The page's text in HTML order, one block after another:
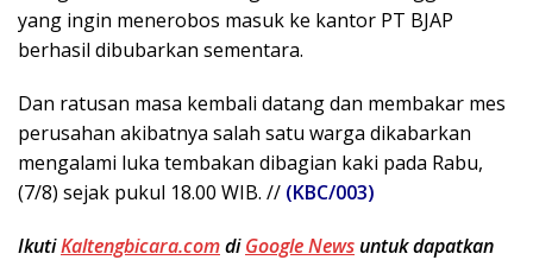
yang ingin menerobos masuk ke kantor PT BJAP
berhasil dibubarkan sementara.
Dan ratusan masa kembali datang dan membakar mes
perusahan akibatnya salah satu warga dikabarkan
mengalami luka tembakan dibagian kaki pada Rabu,
(7/8) sejak pukul 18.00 WIB. // (KBC/003)
IkutiKaltengbicara.comdiGoogle Newsuntuk dapatkan